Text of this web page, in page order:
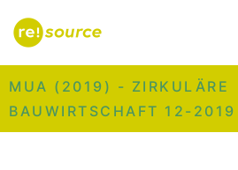
MUA (2019) - ZIRKULÄRE
BAUWIRTSCHAFT 12-2019